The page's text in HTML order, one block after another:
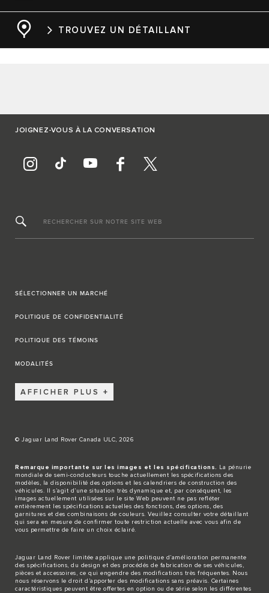
TROUVEZ UN DÉTAILLANT
JOIGNEZ-VOUS À LA CONVERSATION
RECHERCHER SUR NOTRE SITE WEB
SÉLECTIONNER UN MARCHÉ
POLITIQUE DE CONFIDENTIALITÉ
POLITIQUE DES TÉMOINS
MODALITÉS
AFFICHER PLUS
© Jaguar Land Rover Canada ULC, 2026
Remarque importante sur les images et les spécifications.
La pénurie
mondiale de semi-conducteurs touche actuellement les spécifications des
modèles, la disponibilité des options et les calendriers de construction des
véhicules. Il s’agit d’une situation très dynamique et, par conséquent, les
images actuellement utilisées sur le site Web peuvent ne pas refléter
entièrement les spécifications actuelles des fonctions, des options, des
garnitures et des combinaisons de couleurs. Veuillez consulter votre détaillant
qui sera en mesure de confirmer toute restriction actuelle avec vous afin de
vous permettre de faire un choix éclairé.
Jaguar Land Rover limitée applique une politique d’amélioration permanente
des spécifications, du design et des procédés de fabrication de ses véhicules,
pièces et accessoires, ce qui engendre des modifications très fréquentes. Nous
nous réservons le droit d’apporter des modifications sans préavis. Certaines
caractéristiques peuvent être offertes en option ou de série selon les différentes